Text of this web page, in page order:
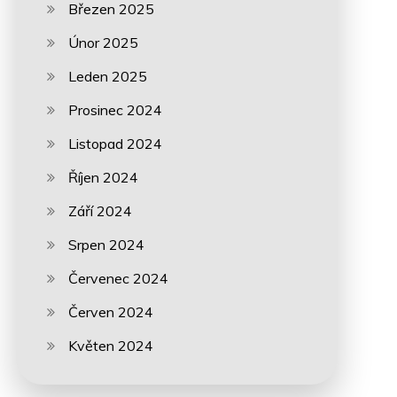
Březen 2025
Únor 2025
Leden 2025
Prosinec 2024
Listopad 2024
Říjen 2024
Září 2024
Srpen 2024
Červenec 2024
Červen 2024
Květen 2024